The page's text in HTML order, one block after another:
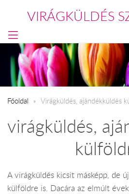
VIRÁGKÜLDÉS
Főoldal Virágküldés, ajándékküldés
virágküldés,
A virágküldés kicsit másképp, de
külföldre is. Dacára az elmúlt